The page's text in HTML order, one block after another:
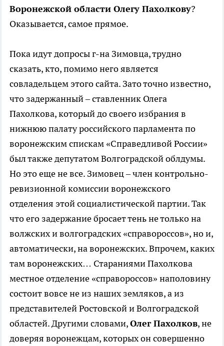
Воронежской области Олегу Пахолкову?
Оказывается, самое прямое.
Пока идут допросы г-на Зимовца, трудно
сказать, кто, помимо него является
совладельцем этого сайта. Зато точно известно,
что задержанный – ставленник Олега
Пахолкова, который до своего избрания в
нижнюю палату российского парламента по
воронежским спискам «Справедливой России»
был также депутатом Волгоградской облдумы.
Но это еще не все. Зимовец – член контрольно-
ревизионной комиссии воронежского
отделения этой социалистической партии. Так
что его задержание бросает тень не только на
волжских и волгоградских «справороссов», но и,
автоматически, на воронежских. Впрочем, каких
там воронежских… Стараниями Пахолкова
местное отделение «справороссов» наполовину
состоит вовсе не из наших земляков, а из
представителей Ростовской и Волгоградской
областей. Другими словами,Олег Пахолков, не
доверяя воронежцам, которых он совершенно